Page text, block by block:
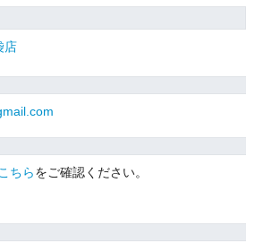
店
こちらをご確認ください。